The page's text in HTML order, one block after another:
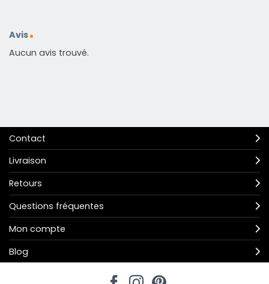
Avis
Aucun avis trouvé.
Contact
Livraison
Retours
Questions fréquentes
Mon compte
Blog